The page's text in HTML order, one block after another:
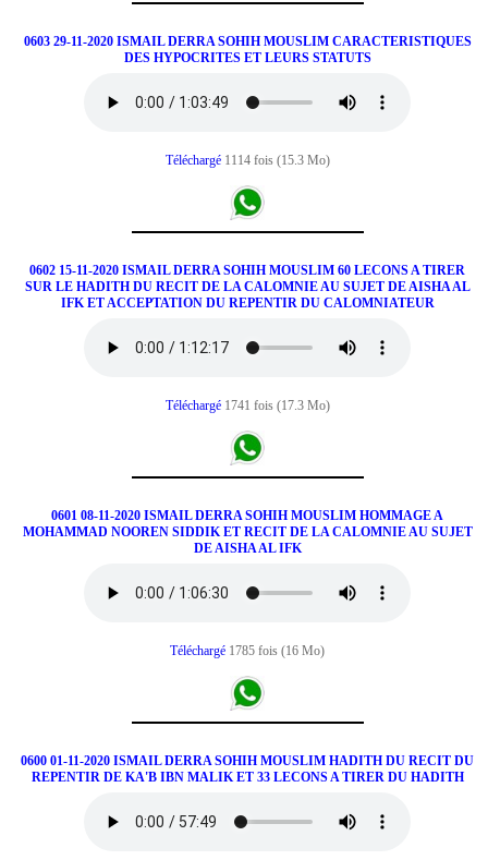
0603 29-11-2020 ISMAIL DERRA SOHIH MOUSLIM CARACTERISTIQUES
DES HYPOCRITES ET LEURS STATUTS
Téléchargé 1114 fois (15.3 Mo)
0602 15-11-2020 ISMAIL DERRA SOHIH MOUSLIM 60 LECONS A TIRER
SUR LE HADITH DU RECIT DE LA CALOMNIE AU SUJET DE AISHA AL
IFK ET ACCEPTATION DU REPENTIR DU CALOMNIATEUR
Téléchargé 1741 fois (17.3 Mo)
0601 08-11-2020 ISMAIL DERRA SOHIH MOUSLIM HOMMAGE A
MOHAMMAD NOOREN SIDDIK ET RECIT DE LA CALOMNIE AU SUJET
DE AISHA AL IFK
Téléchargé 1785 fois (16 Mo)
0600 01-11-2020 ISMAIL DERRA SOHIH MOUSLIM HADITH DU RECIT DU
REPENTIR DE KA'B IBN MALIK ET 33 LECONS A TIRER DU HADITH